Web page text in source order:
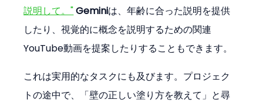
説明して。"Geminiは、年齢に合った説明を提供
したり、視覚的に概念を説明するための関連
YouTube動画を提案したりすることもできます。
これは実用的なタスクにも及びます。プロジェク
トの途中で、「壁の正しい塗り方を教えて」と尋